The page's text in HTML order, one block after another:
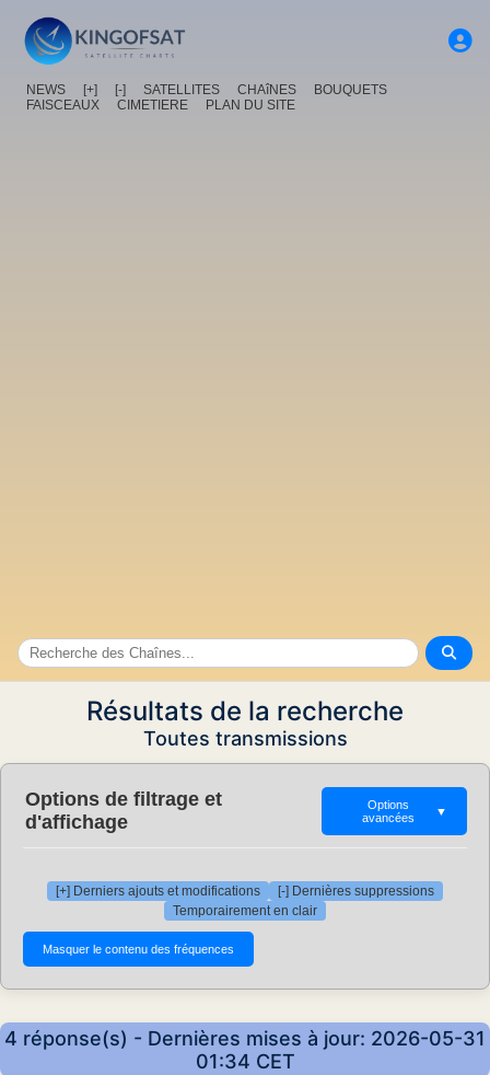
NEWS [+] [-] SATELLITES CHAîNES
BOUQUETS
FAISCEAUX
CIMETIERE PLAN DU SITE
Résultats de la recherche
Toutes transmissions
Options de filtrage et
d'affichage
Options
avancées
▼
[+] Derniers ajouts et modifications
[-] Dernières suppressions
Temporairement en clair
4 réponse(s) - Dernières mises à jour: 2026-05-31
01:34 CET